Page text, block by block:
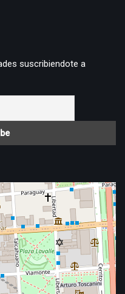
suscribiendote a